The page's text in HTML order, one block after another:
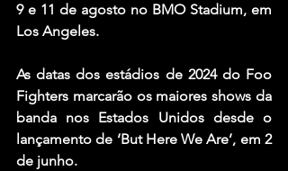
9 e 11 de agosto no BMO Stadium, em
Los Angeles.
As datas dos estádios de 2024 do Foo
Fighters marcarão os maiores shows da
banda nos Estados Unidos desde o
lançamento de ‘But Here We Are’, em 2
de junho.